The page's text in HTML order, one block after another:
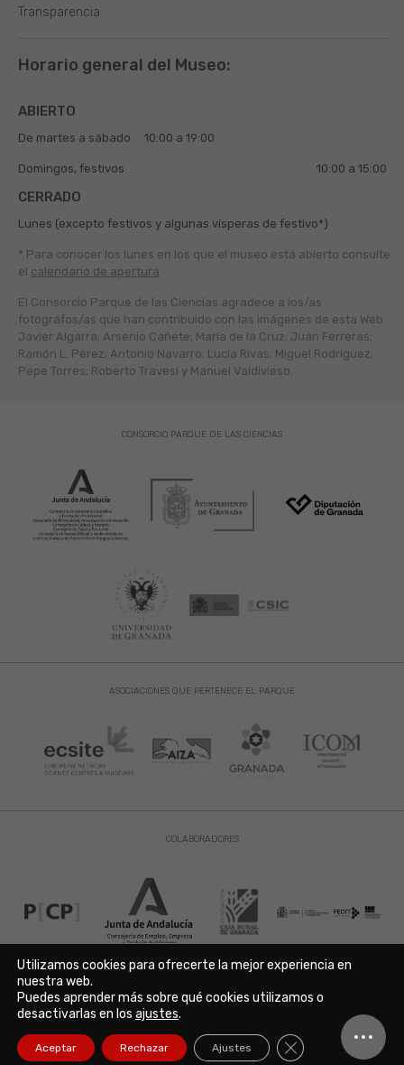
Transparencia
Horario general del Museo:
ABIERTO
De martes a sábado 10:00 a 19:00
Domingos, festivos 10:00 a 15:00
CERRADO
Lunes (excepto festivos y algunas vísperas de festivo*)
* Para conocer los lunes en los que el museo está abierto consulte
el calendario de apertura
El Consorcio Parque de las Ciencias agradece a los/as
fotógráfos/as que han contribuido con las imágenes de esta Web:
Javier Algarra; Arsenio Cañete; María de la Cruz; Juan Ferreras;
Ramón L. Pérez; Antonio Navarro; Lucía Rivas; Miguel Rodríguez;
Pepe Torres; Roberto Travesí y Manuel Valdivieso.
ASOCIACIONES QUE PERTENECE EL PARQUE
CONSORCIO PARQUE DE LAS CIENCIAS
COLABORADORES
Aviso Legal | Política de Privacidad | Política de Cookies
Copyright © 2021. Parque de las Ciencias. Avda. de la Ciencia s/n
18006 Granada. España. Telf.: 958 131 900. Todos los derechos
reservados./
Utilizamos cookies para ofrecerte la mejor experiencia en
nuestra web.
Puedes aprender más sobre qué cookies utilizamos o
desactivarlas en los ajustes.
Aceptar Rechazar Ajustes Cerrar el banner de